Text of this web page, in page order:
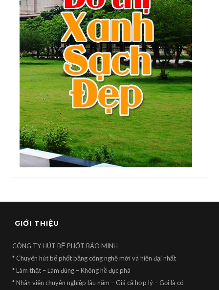
GIỚI THIỆU
CÔNG TY HÚT BỂ PHỐT BẢO MINH
* Chuyên hút bể phốt bằng công nghệ mới và hiện đại nhất
* Làm thật – Làm đúng – Không hề đục phá
* Nhân viên chuyên nghiệp lâu năm – Giá cả hợp lý – Gọi là có